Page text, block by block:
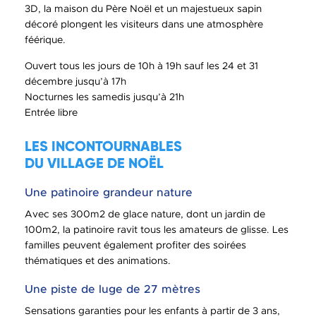
3D, la maison du Père Noël et un majestueux sapin
décoré plongent les visiteurs dans une atmosphère
féérique.
Ouvert tous les jours de 10h à 19h sauf les 24 et 31
décembre jusqu’à 17h
Nocturnes les samedis jusqu’à 21h
Entrée libre
LES INCONTOURNABLES
DU VILLAGE DE NOËL
Une patinoire grandeur nature
Avec ses 300m2 de glace nature, dont un jardin de
100m2, la patinoire ravit tous les amateurs de glisse. Les
familles peuvent également profiter des soirées
thématiques et des animations.
Une piste de luge de 27 mètres
Sensations garanties pour les enfants à partir de 3 ans,